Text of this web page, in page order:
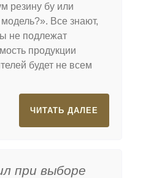
резину бу или
Все знают,
не подлежат
продукции
будет не всем
ЧИТАТЬ ДАЛЕЕ
при выборе